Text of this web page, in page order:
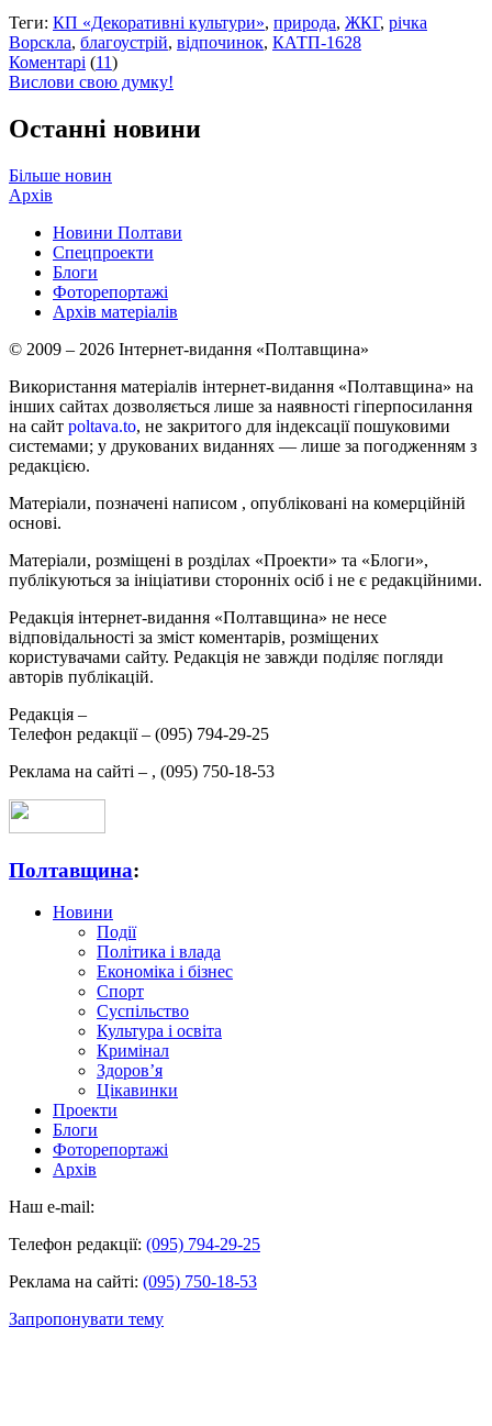
Теги: КП «Декоративні культури», природа, ЖКГ, річка
Ворскла, благоустрій, відпочинок, КАТП-1628
Коментарі (11)
Вислови свою думку!
Останні новини
Більше новин
Архів
Новини Полтави
Спецпроекти
Блоги
Фоторепортажі
Архів матеріалів
© 2009 – 2026 Інтернет-видання «Полтавщина»
Використання матеріалів інтернет-видання «Полтавщина» на
інших сайтах дозволяється лише за наявності гіперпосилання
на сайт poltava.to, не закритого для індексації пошуковими
системами; у друкованих виданнях — лише за погодженням з
редакцією.
Матеріали, позначені написом , опубліковані на комерційній
основі.
Матеріали, розміщені в розділах «Проекти» та «Блоги»,
публікуються за ініціативи сторонніх осіб і не є редакційними.
Редакція інтернет-видання «Полтавщина» не несе
відповідальності за зміст коментарів, розміщених
користувачами сайту. Редакція не завжди поділяє погляди
авторів публікацій.
Редакція –
Телефон редакції – (095) 794-29-25
Реклама на сайті – , (095) 750-18-53
Полтавщина:
Новини
Події
Політика і влада
Економіка і бізнес
Спорт
Суспільство
Культура і освіта
Кримінал
Здоров’я
Цікавинки
Проекти
Блоги
Фоторепортажі
Архів
Наш e-mail:
Телефон редакції: (095) 794-29-25
Реклама на сайті: (095) 750-18-53
Запропонувати тему